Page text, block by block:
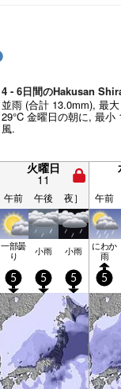
4 - 6日間のHakusan
並雨 (合計 13.0mm), 最
29°C 金曜日の朝に, 最小
風.
火曜日
11
午前 午後 夜］ 午前
一部曇
り 小雨 小雨 にわか
雨
5 5 5 5